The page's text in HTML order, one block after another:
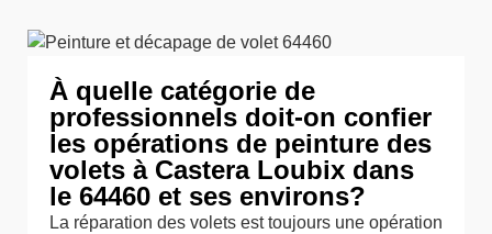
À quelle catégorie de
professionnels doit-on confier
les opérations de peinture des
volets à Castera Loubix dans
le 64460 et ses environs?
La réparation des volets est toujours une opération